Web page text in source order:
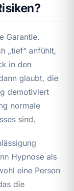
Garantie.
„tief“ anfühlt,
in den
glaubt, die
demotiviert
normale
sind.
Hypnose als
eine Person
die